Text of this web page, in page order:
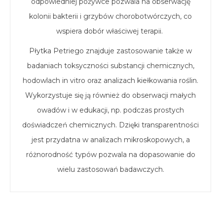
kolonii bakterii i grzybów chorobotwórczych, co
wspiera dobór właściwej terapii.
Płytka Petriego znajduje zastosowanie także w
badaniach toksyczności substancji chemicznych,
hodowlach in vitro oraz analizach kiełkowania roślin.
Wykorzystuje się ją również do obserwacji małych
owadów i w edukacji, np. podczas prostych
doświadczeń chemicznych. Dzięki transparentności
jest przydatna w analizach mikroskopowych, a
różnorodność typów pozwala na dopasowanie do
wielu zastosowań badawczych.